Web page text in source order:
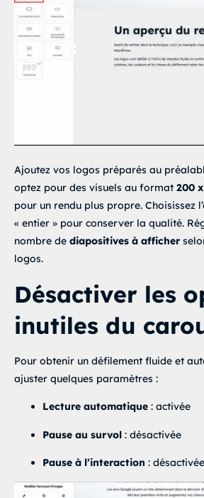
Ajoutez vos logos préparés au
optez pour des visuels au format 200
pour un rendu plus propre. Choisissez
« entier » pour conserver la qualité.
nombre de diapositives à afficher
logos.
Désactiver les
inutiles du
Pour obtenir un défilement fluide et
ajuster quelques paramètres :
Lecture automatique : activée
Pause au survol : désactivée
Pause à l’interaction : désactivée